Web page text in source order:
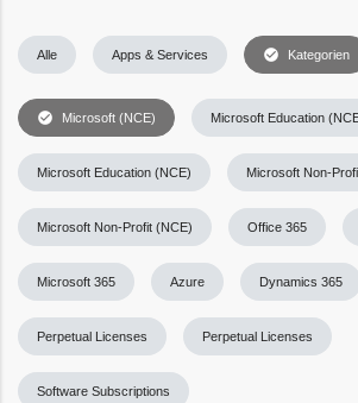
Alle Apps & Services check_circle Kategorien
check_circle Microsoft (NCE) Microsoft Education
Microsoft Education (NCE) Microsoft Non-
Microsoft Non-Profit (NCE) Office 365
Microsoft 365 Azure Dynamics 365
Perpetual Licenses Perpetual Licenses
Software Subscriptions